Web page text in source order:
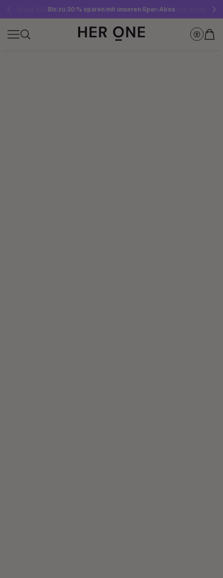
Gratis SLEEP WELL ab 69 € MBW - nur solange der Vorrat reicht!
Jetzt Newsletter abonnieren und 10 €-Gutschein sichern
Bis zu 30 % sparen mit unseren Spar-Abos